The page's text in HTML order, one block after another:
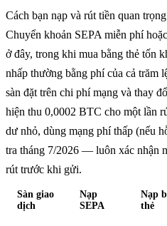
Cách bạn nạp và rút tiền quan
Chuyển khoản SEPA miễn phí
ở đây, trong khi mua bằng thẻ tốn
nhấp thường bằng phí của cả trăm
sàn đặt trên chi phí mạng và thay
hiện thu 0,0002 BTC cho một lần
dư nhỏ, dùng mạng phí thấp (nếu
tra tháng 7/2026 — luôn xác nhận
rút trước khi gửi.
Sàn giao
dịch
Nạp
SEPA
Nạp
thẻ